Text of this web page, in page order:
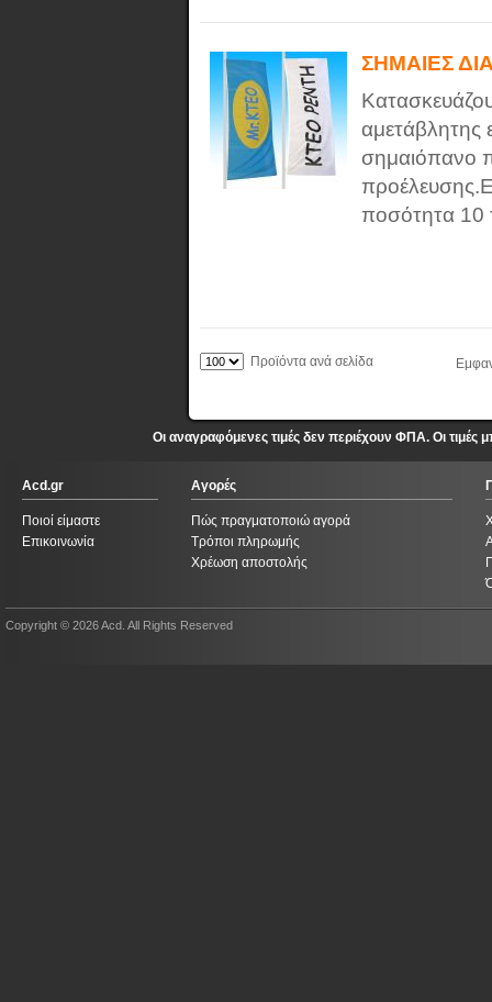
ΣΗΜΑΙΕΣ
σημαιόπανο
ποσότητα 10
Προϊόντα ανά σελίδα
Οι αναγραφόμενες τιμές δεν περιέχουν ΦΠΑ. Οι
Acd.gr
Ποιοί είμαστε
Επικοινωνία
Αγορές
Πώς πραγματοποιώ αγορά
Τρόποι πληρωμής
Χρέωση αποστολής
Copyright © 2026 Acd. All Rights Reserved